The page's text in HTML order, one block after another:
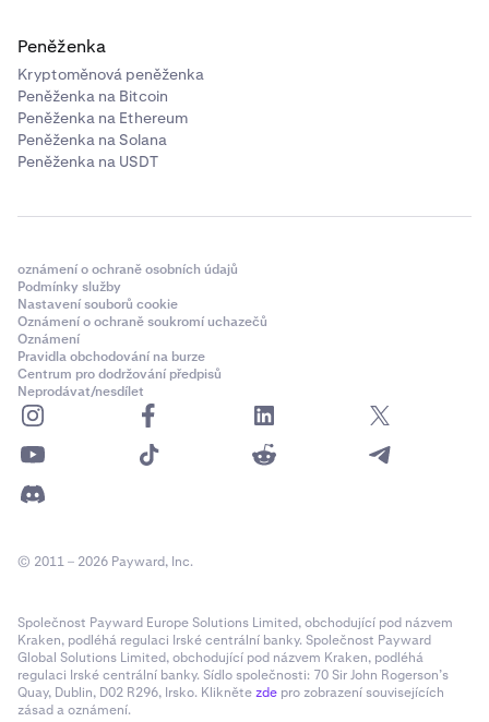
tlumenější.
• Šířka: Ovládá stereo šířku, od mono (nižší šířka) po
širokou, pohlcující dozvuk.
• Mix:Mísí dozvukový signál s původním zvukem.
Vyšší hodnoty vytvářejí prostornější, ozvěnový tón.
Pro smazání efektu klikněte na ikonukošena pravé
Peněženka
Kryptoměnová peněženka
Peněženka na Bitcoin
Peněženka na Ethereum
Peněženka na Solana
Peněženka na USDT
oznámení o ochraně osobních údajů
Podmínky služby
Nastavení souborů cookie
Oznámení o ochraně soukromí uchazečů
Oznámení
Pravidla obchodování na burze
Centrum pro dodržování předpisů
Neprodávat/nesdílet
© 2011 – 2026 Payward, Inc.
Společnost Payward Europe Solutions Limited, obchodující pod názvem
Kraken, podléhá regulaci Irské centrální banky. Společnost Payward
Global Solutions Limited, obchodující pod názvem Kraken, podléhá
regulaci Irské centrální banky. Sídlo společnosti: 70 Sir John Rogerson’s
Quay, Dublin, D02 R296, Irsko. Kliknětezde pro zobrazení souvisejících
zásad a oznámení.